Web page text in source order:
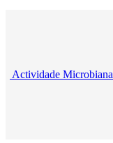
Actividade